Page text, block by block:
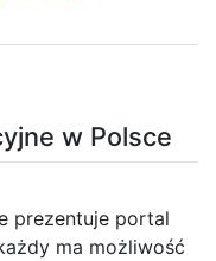
w Polsce
prezentuje portal
ma możliwość